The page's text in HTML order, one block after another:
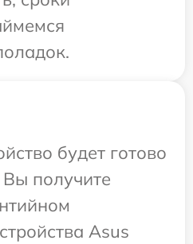
будет готово
получите
Asus